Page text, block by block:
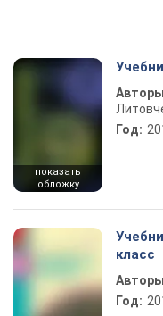
показать
обложку
Год:
класс
Год: